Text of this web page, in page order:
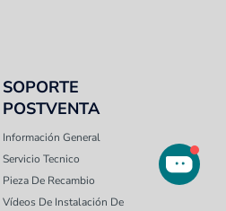
SOPORTE
POSTVENTA
Información General
Servicio Tecnico
Pieza De Recambio
Vídeos De Instalación De